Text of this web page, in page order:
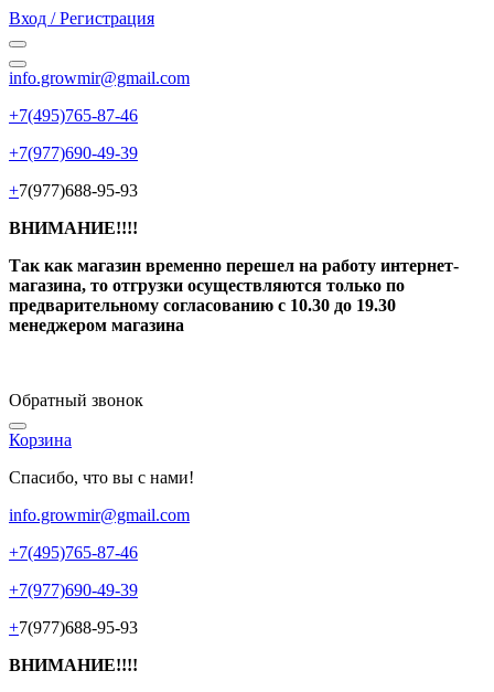
Вход / Регистрация
info.growmir@gmail.com
+7(495)765-87-46
+7(977)690-49-39
+7(977)688-95-93
ВНИМАНИЕ!!!!
Так как магазин временно перешел на работу интернет-
магазина, то отгрузки осуществляются только по
предварительному согласованию с 10.30 до 19.30
менеджером магазина
Обратный звонок
Корзина
Спасибо, что вы с нами!
info.growmir@gmail.com
+7(495)765-87-46
+7(977)690-49-39
+7(977)688-95-93
ВНИМАНИЕ!!!!